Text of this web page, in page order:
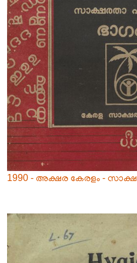
1990 - അക്ഷര കേരളം -